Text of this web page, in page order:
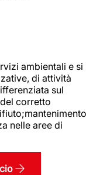
ambientali e si
di attività
sul
corretto
nelle aree di